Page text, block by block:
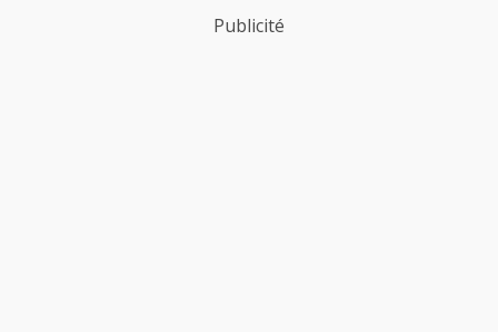
Publicité